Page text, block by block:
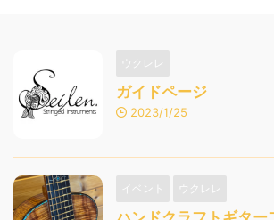
ウクレレ
ガイドページ
2023/1/25
イベント ウクレレ